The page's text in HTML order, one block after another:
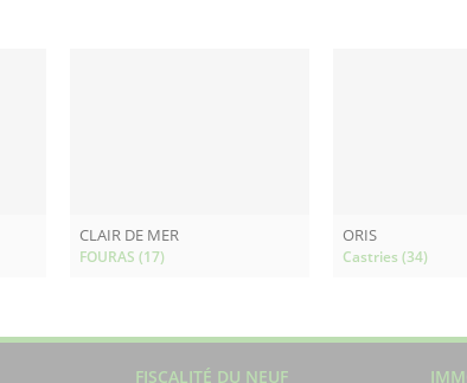
CLAIR DE MER
FOURAS (17)
ORIS
Castries (34)
FISCALITÉ DU NEUF